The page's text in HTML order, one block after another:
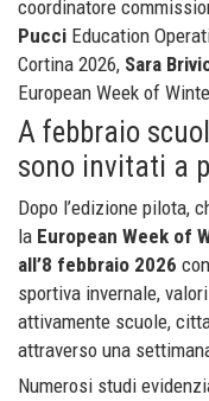
coordinatore
Pucci Education
Cortina 2026, Sara
European Week of
A febbraio
sono invitati a
Dopo l’edizione pilota,
la European Week of
all’8 febbraio 2026
sportiva invernale,
attivamente scuole,
attraverso una
Numerosi studi